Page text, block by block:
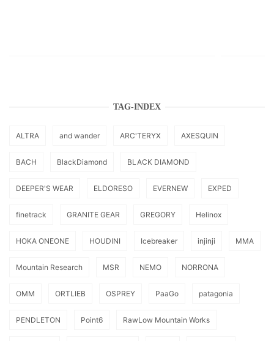
TAG-INDEX
ALTRA and wander ARC'TERYX AXESQUIN
BACH BlackDiamond BLACK DIAMOND
DEEPER'S WEAR ELDORESO EVERNEW EXPED
finetrack GRANITE GEAR GREGORY Helinox
HOKA ONEONE HOUDINI Icebreaker injinji MMA
Mountain Research MSR NEMO NORRONA
OMM ORTLIEB OSPREY PaaGo patagonia
PENDLETON Point6 RawLow Mountain Works